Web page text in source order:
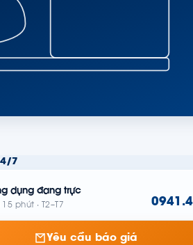
7
dụng đang trực
phút · T2–T7
Yêu cầu báo giá